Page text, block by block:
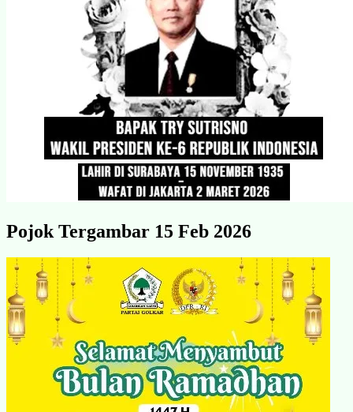
Pojok Tergambar 15 Feb 2026